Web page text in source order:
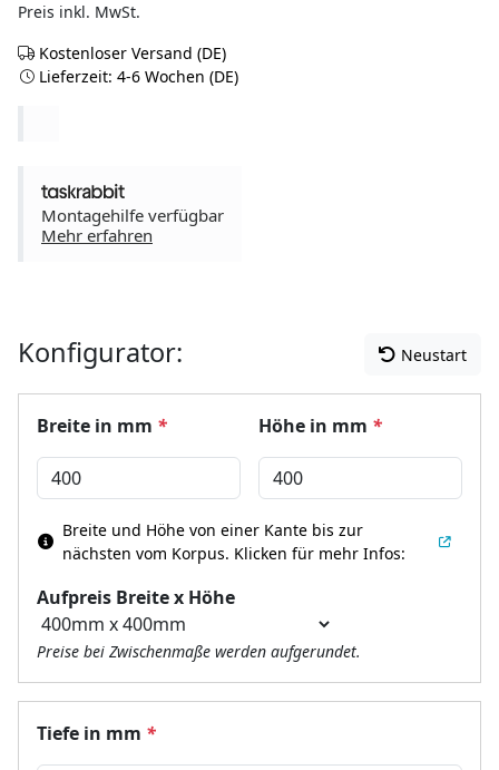
Preis inkl. MwSt.
Kostenloser Versand (DE)
Lieferzeit: 4-6 Wochen (DE)
Montagehilfe verfügbar
Mehr erfahren
Konfigurator: Neustart
Breite in mm * Höhe in mm *
Aufpreis Breite x Höhe
Breite und Höhe von einer Kante bis zur
nächsten vom Korpus. Klicken für mehr Infos:
Preise bei Zwischenmaße werden aufgerundet.
Tiefe in mm *